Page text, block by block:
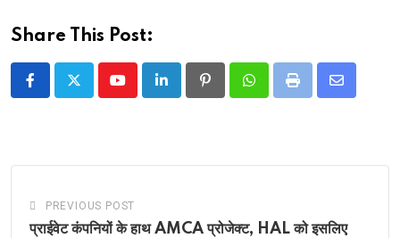
Share This Post:
YoutubeLinkedIn PinterestWhatsappPrint
Share
PREVIOUS POST
प्राईवेट कंपनियों के हाथ AMCA प्रोजेक्ट, HAL को इसलिए